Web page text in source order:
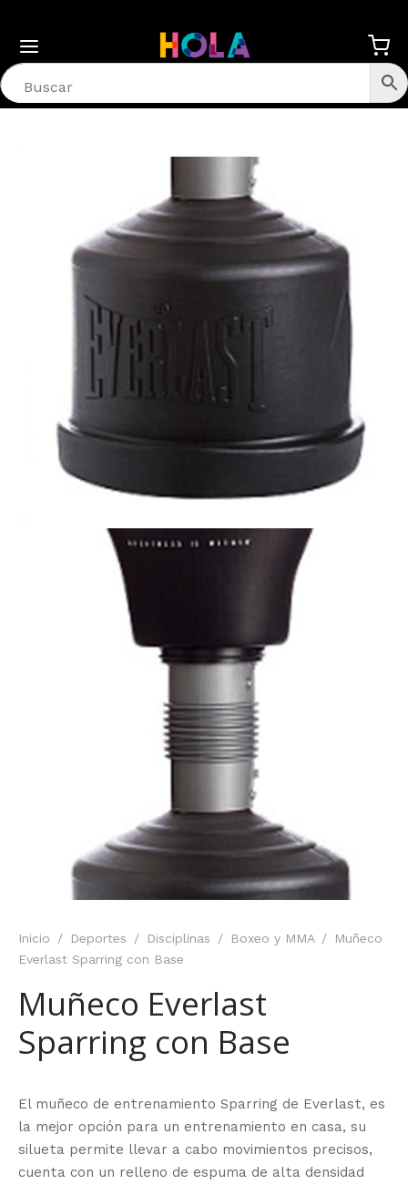
Inicio / Deportes / Disciplinas / Boxeo y MMA /
Muñeco
Everlast Sparring con Base
Muñeco Everlast
Sparring con Base
El muñeco de entrenamiento Sparring de Everlast, es
la mejor opción para un entrenamiento en casa, su
silueta permite llevar a cabo movimientos precisos,
cuenta con un relleno de espuma de alta densidad